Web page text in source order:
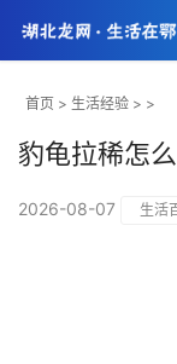
首页 > 生活经验 > >
豹龟拉稀怎
2026-08-07 生活